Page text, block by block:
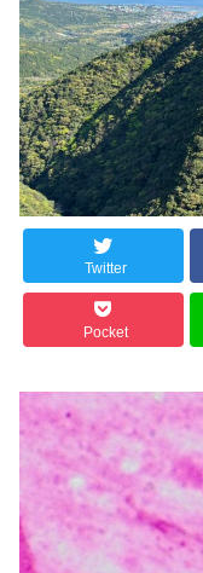
Twitter
Pocket